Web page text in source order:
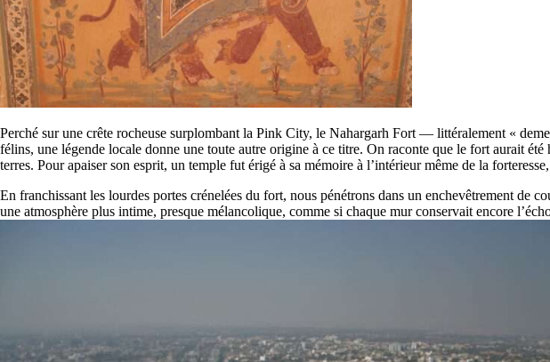
Perché sur une crête rocheuse surplombant la Pink City, le Nahargarh Fort — littéralement «
félins, une légende locale donne une toute autre origine à ce titre. On raconte que le fort aurait
terres. Pour apaiser son esprit, un temple fut érigé à sa mémoire à l’intérieur même de la
En franchissant les lourdes portes crénelées du fort, nous pénétrons dans un enchevêtrement de
une atmosphère plus intime, presque mélancolique, comme si chaque mur conservait encore